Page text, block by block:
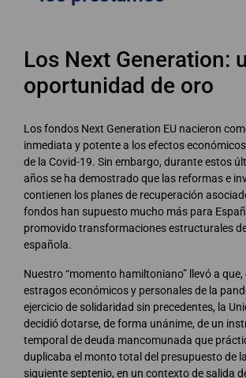
Los Next Generation:
oportunidad de oro
Los fondos Next Generation EU nacieron
inmediata y potente a los efectos
de la Covid-19. Sin embargo, durante estos
años se ha demostrado que las reformas e
contienen los planes de recuperación
fondos han supuesto mucho más para
promovido transformaciones estructurales
española.
Nuestro “momento hamiltoniano” llevó a
estragos económicos y personales de la
ejercicio de solidaridad sin precedentes, la
decidió dotarse, de forma unánime, de un
temporal de deuda mancomunada que
duplicaba el monto total del presupuesto de la
siguiente septenio, en un contexto de salida